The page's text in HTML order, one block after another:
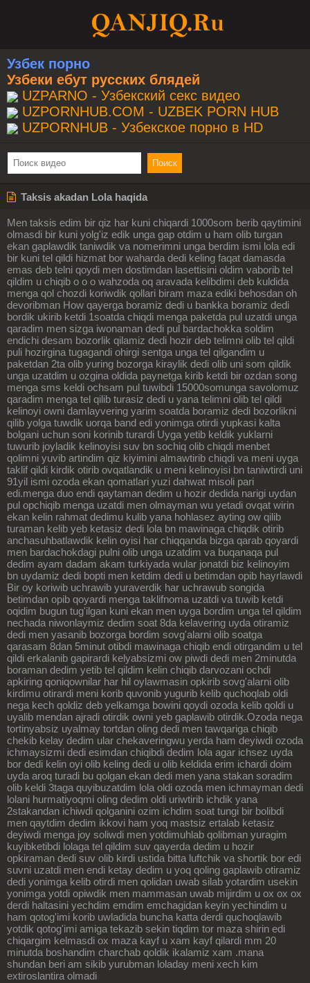
Узбек порно
Узбеки ебут русских блядей
UZPARNO - Узбекский секс видео
UZPORNHUB.COM - UZBEK PORN HUB
UZPORNHUB - Узбекское порно в HD
Taksis akadan Lola haqida
Men taksis edim bir qiz har kuni chiqardi 1000som berib qaytimini
olmasdi bir kuni yolg'iz edik unga gap otdim u ham olib turgan
ekan gaplawdik taniwdik va nomerimni unga berdim ismi lola edi
bir kuni tel qildi hizmat bor waharda dedi keling faqat damasda
emas deb telni qoydi men dostimdan lasettisini oldim vaborib tel
qildim u chiqib o o o wahzoda oq aravada kelibdimi deb kuldida
menga qol chozdi koriwdik qollari biram maza ediki behosdan oh
devoribman How qayerga boramiz dedi u bankka boramiz dedi
bordik ukirib ketdi 1soatda chiqdi menga paketda pul uzatdi unga
qaradim men sizga iwonaman dedi pul bardachokka soldim
endichi desam bozorlik qilamiz dedi hozir deb telimni olib tel qildi
puli hozirgina tugagandi ohirgi sentga unga tel qilgandim u
paketdan 2ta olib yuring bozorga kiraylik dedi olib uni som qildik
unga uzatdim u ozgina oldida paynetga kirib ketdi bir ozdan song
menga sms keldi ochsam pul tuwibdi 15000somunga savolomuz
qaradim menga tel qilib turasiz dedi u yana telimni olib tel qildi
kelinoyi owni damlayvering yarim soatda boramiz dedi bozorlikni
qilib yolga tuwdik uorqa band edi yonimga otirdi yupkasi kalta
bolgani uchun soni korinib turardi Uyga yetib keldik yuklarni
tuwurib joyladik kelinoyisi suv bn sochiq olib chiqdi menbet
qolimni yuvib artindim qiz kiyimini almawtirib chiqdi va meni uyga
taklif qildi kirdik otirib ovqatlandik u meni kelinoyisi bn taniwtirdi uni
91yil ismi ozoda ekan qomatlari yuzi dahwat misoli pari
edi.menga duo endi qaytaman dedim u hozir dedida narigi uydan
pul opchiqib menga uzatdi men olmayman wu yetadi ovqat wirin
ekan kelin rahmat dedimu kulib yana hohlasez ayting ow qilib
turaman kelib yeb ketasiz dedi lola bn mawinaga chiqdik otirib
anchasuhbatlawdik kelin oyisi har chiqqanda bizga qarab qoyardi
men bardachokdagi pulni olib unga uzatdim va buqanaqa pul
dedim ayam dadam akam turkiyada wular jonatdi biz kelinoyim
bn uydamiz dedi bopti men ketdim dedi u betimdan opib hayrlawdi
Bir oy koriwib uchrawib yuraverdik har uchrawub songida
betimdan opib qoyardi menga taklifnoma uzatdi va tuwib ketdi
oqidim bugun tug'ilgan kuni ekan men uyga bordim unga tel qildim
nechada niwonlaymiz dedim soat 8da kelavering uyda otiramiz
dedi men yasanib bozorga bordim sovg'alarni olib soatga
qarasam 8dan 5minut otibdi mawinaga chiqib endi otirgandim u tel
qildi erkalanib gapirardi kelyabsizmi ow piwdi dedi men 2minutda
boraman dedim yetib tel qildim kelin chiqib darvozani ochdi
apkiring qoniqownilar har hil oylawmasin opkirib sovg'alarni olib
kirdimu otirardi meni korib quvonib yugurib kelib quchoqlab oldi
nega kech qoldiz deb yelkamga bowini qoydi ozoda kelib qoldi u
uyalib mendan ajradi otirdik owni yeb gaplawib otirdik.Ozoda nega
tortinyabsiz uyalmay tortdan oling dedi men tawqariga chiqib
chekib kelay dedim ular chekaveringwu yerda ham deyiwdi ozoda
ichmaysizmi dedi esimdan chiqibdi dedim lola agar ichsez uyda
bor dedi kelin oyi olib keling dedi u olib keldida erim ichardi doim
uyda aroq turadi bu qolgan ekan dedi men yana stakan soradim
olib keldi 3taga quyibuzatdim lola oldi ozoda men ichmayman dedi
lolani hurmatiyoqmi oling dedim oldi uriwtirib ichdik yana
2stakandan ichiwdi qolganini ozim ichdim soat tungi bir bolibdi
men qaytdim dedim ikkovi ham yoq mastsiz ertalab ketasiz
deyiwdi menga joy soliwdi men yotdimuhlab qolibman yuragim
kuyibketibdi lolaga tel qildim suv qayerda dedim u hozir
opkiraman dedi suv olib kirdi ustida bitta luftchik va shortik bor edi
suvni uzatdi men endi ketay dedim u yoq qoling gaplawib otiramiz
dedi yonimga kelib otirdi men qolidan uwab silab yotardim usekin
yonimga yotdi opiwdik men mammasan uwab mijirdim u ox ox ox
derdi haltasini yechdim emdim emchagidan keyin yechindim u
ham qotog'imi korib uwladida buncha katta derdi quchoqlawib
yotdik qotog'imi amiga tekazib sekin tiqdim tor maza shirin edi
chiqargim kelmasdi ox maza kayf u xam kayf qilardi mm 20
minutda boshandim charchab qoldik ikalamiz xam .mana
shundan beri am sikib yurubman loladay meni xech kim
extiroslantira olmadi